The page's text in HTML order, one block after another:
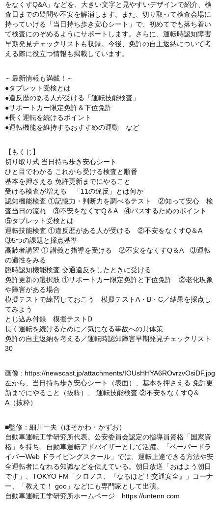
をなくすQ&A」などを、大きい文字と見やすいデザインで紹介、検
査日までの疑問や不安を解消します。また、切り取って検査会場に
持っていける「当日持ち歩き安心シート」で、初めてでも落ち着い
て検査にのぞめるようにサポートします。さらに、運転時認知障害
早期発見チェックリストも収録。今後、免許の自主返納について考
える際に役立つ情報も掲載しています。
～最新情報も満載！～
●タブレット受検とは
●違反歴のある人が受ける「運転技能検査」
●サポートカー限定免許＆下位免許
●長く運転を続けるポイント
●運転機能を維持するおすすめの運動 など
【もくじ】
切り取り式 当日持ち歩き安心シート
ひと目でわかる これから受ける検査と順番
基本を押さえる 免許更新までにやること
受ける検査が増える 「11の違反」とは何か
認知機能検査 ①記憶力・判断力を調べるテスト ②知って安心 検
査当日の流れ ③不安をなくすQ＆A ④パスするためのポイント
⑤タブレット受検とは
運転技能検査 ①違反歴がある人が受ける ②不安をなくすQ＆A
③5つの課題と採点基準
高齢者講習 ① 講義と指導を受ける ②不安をなくすQ＆A ③運転
の適性をみる
臨時認知機能検査 交通違反をしたときに受ける
免許更新の選択肢 ①サポートカー限定免許と下位免許 ②老化現象
や障害がある場合
模擬テストで練習しておこう 模擬テストA・B・C／結果を採点し
てみよう
とじ込み付録 模擬テストD
長く運転を続けるために／気になる事故への具体策
免許の自主返納を考える／運転時認知障害早期発見チェックリスト
30
画像 : https://newscast.jp/attachments/IOUsHHYA6ROvrzvOsiDF.jpg
左から、当日持ち歩き安心シート（表面）、基本を押さえる 免許更
新までにやること（抜粋）、 運転技能検査 ②不安をなくすQ＆
A（抜粋）
■監修：細川一夫（ほそかわ・かずお）
自動車運転工学研究所代表。公安委員会認定の指導員資格「国家資
格」を持ち、自動車運転アドバイザーとして活躍。「ペーパードラ
イバーWeb ドライビングスクール」では、運転上達できる方法や安
全運転者になれる知識などを伝えている。朝日放送「おはよう朝日
です」、TOKYO FM「クロノス、『なるほど！交通安全』」コーナ
ー、「教えて！ goo」などにも専門家として出演。
自動車運転工学研究所ホームページ https://untenn.com